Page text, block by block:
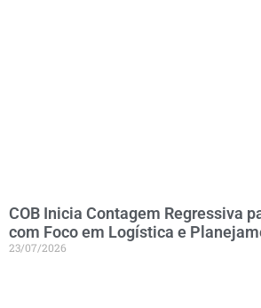
COB Inicia Contagem Regressiva
com Foco em Logística e
23/07/2026